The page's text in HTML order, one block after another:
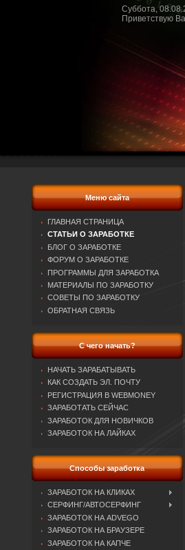
Суббота,
Приветствую
Меню сайта
ГЛАВНАЯ СТРАНИЦА
СТАТЬИ О ЗАРАБОТКЕ
БЛОГ О ЗАРАБОТКЕ
ФОРУМ О ЗАРАБОТКЕ
ПРОГРАММЫ ДЛЯ ЗАРАБОТКА
МАТЕРИАЛЫ ПО ЗАРАБОТКУ
СОВЕТЫ ПО ЗАРАБОТКУ
ОБРАТНАЯ СВЯЗЬ
С чего начать?
НАЧАТЬ ЗАРАБАТЫВАТЬ
КАК СОЗДАТЬ ЭЛ. ПОЧТУ
РЕГИСТРАЦИЯ В WEBMONEY
ЗАРАБОТАТЬ СЕЙЧАС
ЗАРАБОТОК ДЛЯ НОВИЧКОВ
ЗАРАБОТОК НА ЛАЙКАХ
Способы заработка
ЗАРАБОТОК НА КЛИКАХ
СЕРФИНГ/АВТОСЕРФИНГ
ЗАРАБОТОК НА ADVEGO
ЗАРАБОТОК НА БРАУЗЕРЕ
ЗАРАБОТОК НА КАПЧЕ